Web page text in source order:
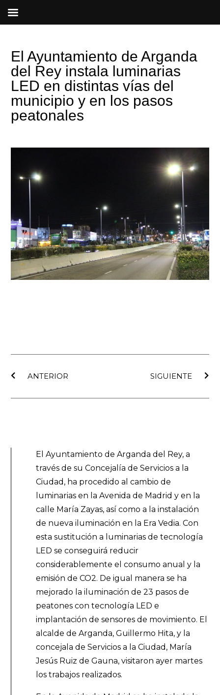
El Ayuntamiento de Arganda
del Rey instala luminarias
LED en distintas vías del
municipio y en los pasos
peatonales
ANTERIOR
SIGUIENTE
El Ayuntamiento de Arganda del Rey, a
través de su Concejalía de Servicios a la
Ciudad, ha procedido al cambio de
luminarias en la Avenida de Madrid y en la
calle María Zayas, así como a la instalación
de nueva iluminación en la Era Vedia. Con
esta sustitución a luminarias de tecnología
LED se conseguirá reducir
considerablemente el consumo anual y la
emisión de CO2. De igual manera se ha
mejorado la iluminación de 23 pasos de
peatones con tecnología LED e
implantación de sensores de movimiento. El
alcalde de Arganda, Guillermo Hita, y la
concejala de Servicios a la Ciudad, María
Jesús Ruiz de Gauna, visitaron ayer martes
los trabajos realizados.